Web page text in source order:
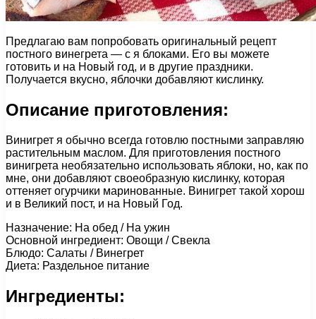
Предлагаю вам попробовать оригинальный рецепт
постного винегрета — с я блоками. Его вы можете
готовить и на Новый год, и в другие праздники.
Получается вкусно, яблочки добавляют кислинку.
Описание приготовления:
Винигрет я обычно всегда готовлю постными заправляю
растительным маслом. Для приготовления постного
винигрета необязательно использовать яблоки, но, как по
мне, они добавляют своеобразную кислинку, которая
оттеняет огурчики маринованные. Винигрет такой хорош
и в Великий пост, и на Новый Год.
Назначение: На обед / На ужин
Основной ингредиент: Овощи / Свекла
Блюдо: Салаты / Винегрет
Диета: Раздельное питание
Ингредиенты: